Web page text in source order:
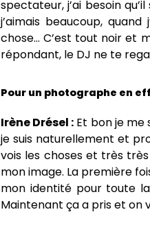
spectateur, j’ai besoin
j’aimais beaucoup,
chose… C’est tout noir et
répondant, le DJ ne te
Pour un photographe en
Irène Drésel : Et bon je me
je suis naturellement et
vois les choses et très
mon image. La première
mon identité pour toute
Maintenant ça a pris et on